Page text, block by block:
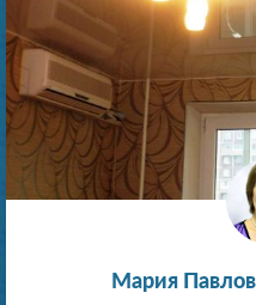
Мария